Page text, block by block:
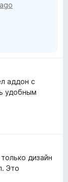
аддон с
удобным
дизайн
Это